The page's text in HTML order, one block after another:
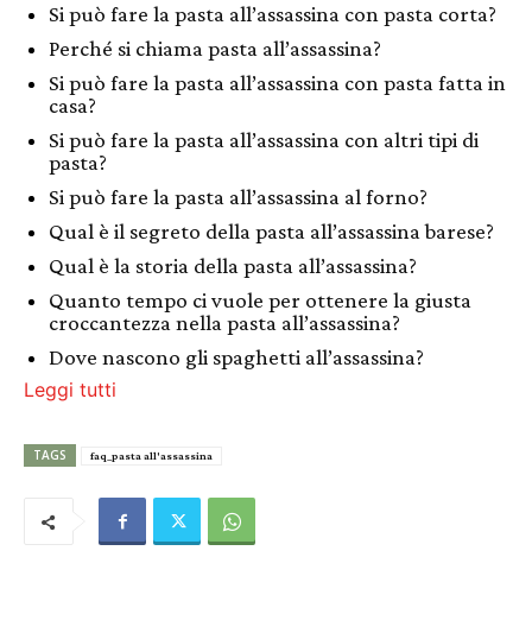
Si può fare la pasta all’assassina con pasta corta?
Perché si chiama pasta all’assassina?
Si può fare la pasta all’assassina con pasta fatta in
casa?
Si può fare la pasta all’assassina con altri tipi di
pasta?
Si può fare la pasta all’assassina al forno?
Qual è il segreto della pasta all’assassina barese?
Qual è la storia della pasta all’assassina?
Quanto tempo ci vuole per ottenere la giusta
croccantezza nella pasta all’assassina?
Dove nascono gli spaghetti all’assassina?
Leggi tutti
TAGS faq_pasta all'assassina